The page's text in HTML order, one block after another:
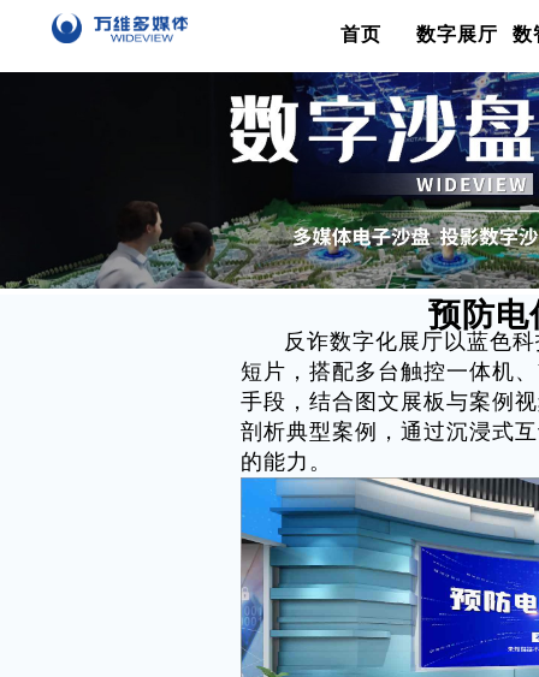
首页 数字展厅 数
预防电
反诈数字化展厅以蓝色
短片，搭配多台触控一体机
手段，结合图文展板与案例
剖析典型案例，通过沉浸式
的能力。